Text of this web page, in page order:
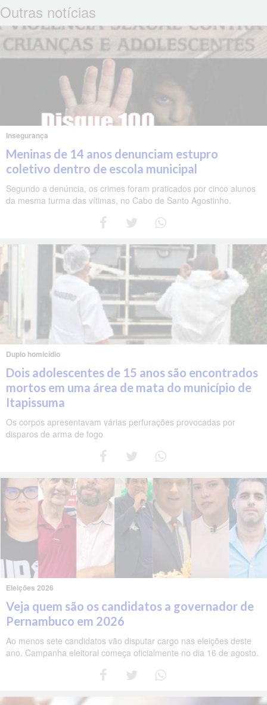
Outras notícias
Insegurança
Meninas de 14 anos denunciam estupro
coletivo dentro de escola municipal
Segundo a denúncia, os crimes foram praticados por cinco alunos
da mesma turma das vítimas, no Cabo de Santo Agostinho.
Duplo homicídio
Dois adolescentes de 15 anos são encontrados
mortos em uma área de mata do município de
Itapissuma
Os corpos apresentavam várias perfurações provocadas por
disparos de arma de fogo
Eleições 2026
Veja quem são os candidatos a governador de
Pernambuco em 2026
Ao menos sete candidatos vão disputar cargo nas eleições deste
ano. Campanha eleitoral começa oficialmente no dia 16 de agosto.